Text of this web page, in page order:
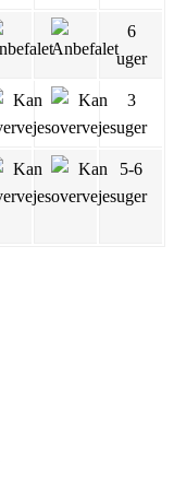
6
uger
3
uger
5-6
uger